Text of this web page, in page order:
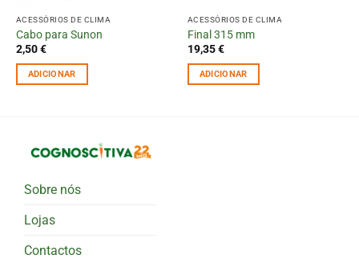
ACESSÓRIOS DE CLIMA
Cabo para Sunon
2,50€
ADICIONAR
ACESSÓRIOS DE CLIMA
Final 315 mm
19,35€
ADICIONAR
Sobre nós
Lojas
Contactos